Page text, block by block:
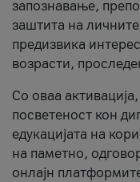
запознавање,
заштита на
предизвика
возрасти,
Со оваа
посветеност кон
едукацијата на
на паметно,
онлајн